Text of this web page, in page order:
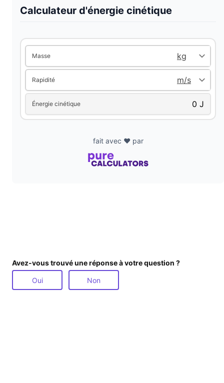
V
i
d
Calculateur d'énergie cinétique
Masse
Rapidité
Énergie cinétique
fait avec ❤️ par
Avez-vous trouvé une réponse à votre question ?
Oui Non